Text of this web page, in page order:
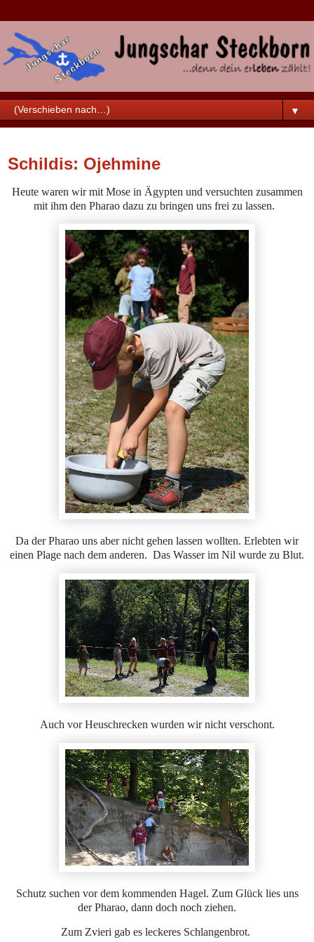
▼
Schildis: Ojehmine
Heute waren wir mit Mose in Ägypten und versuchten zusammen
mit ihm den Pharao dazu zu bringen uns frei zu lassen.
Da der Pharao uns aber nicht gehen lassen wollten. Erlebten wir
einen Plage nach dem anderen. Das Wasser im Nil wurde zu Blut.
Auch vor Heuschrecken wurden wir nicht verschont.
Schutz suchen vor dem kommenden Hagel. Zum Glück lies uns
der Pharao, dann doch noch ziehen.
Zum Zvieri gab es leckeres Schlangenbrot.